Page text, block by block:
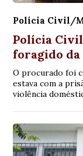
Polícia Civil/
Polícia
foragido da
O procurado foi
estava com a
violência